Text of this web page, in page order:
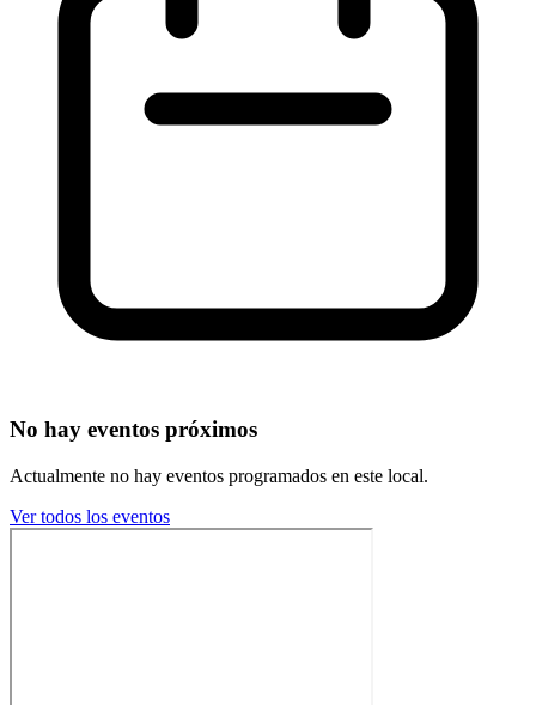
No hay eventos próximos
Actualmente no hay eventos programados en este local.
Ver todos los eventos